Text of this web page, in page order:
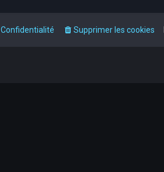
Supprimer les cookies
Confidentialité